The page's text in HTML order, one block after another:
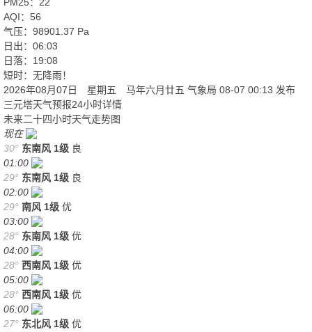
AQI：56
气压：98901.37 Pa
日出：06:03
日落：19:08
短时：无降雨！
2026年08月07日 星期五 马年六月廿五 气象局 08-07 00:13 发布
三元塔天气预报24小时详情
未来二十四小时天气走势图
现在
30° 东南风 1级 良
01:00
29° 东南风 1级 良
02:00
29° 南风 1级 优
03:00
28° 东南风 1级 优
04:00
28° 西南风 1级 优
05:00
28° 西南风 1级 优
06:00
27° 东北风 1级 优